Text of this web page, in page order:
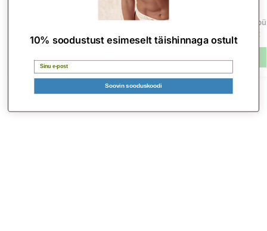
17.16
Kariba
€
10% soodustust esimeselt täishinnaga ostult
Email
Soovin sooduskoodi